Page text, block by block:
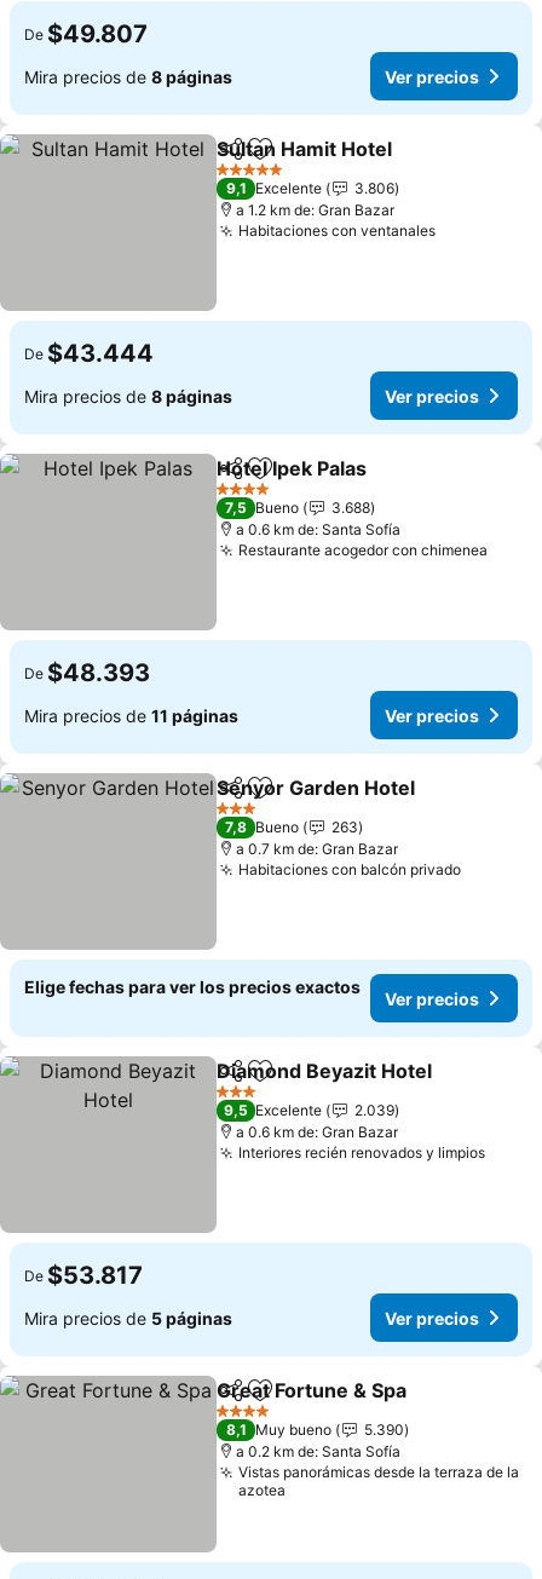
De $49.807
Mira precios de 8 páginas Ver precios
CompartirAgregar a favoritos
Sultan Hamit Hotel
5 Estrellas
9,1 Excelente
3.806
a 1.2 km de: Gran Bazar
Habitaciones con ventanalesVer precios
De $43.444
Mira precios de 8 páginas Ver precios
CompartirAgregar a favoritos
Hotel Ipek Palas
4 Estrellas
7,5 Bueno
3.688
a 0.6 km de: Santa Sofía
Restaurante acogedor con chimenea
De $48.393
Mira precios de 11 páginas Ver precios
CompartirAgregar a favoritos
Senyor Garden Hotel
3 Estrellas
7,8 Bueno
263
a 0.7 km de: Gran Bazar
Habitaciones con balcón privadoVer
Elige fechas para ver los precios exactos
Ver precios
CompartirAgregar a favoritos
Diamond Beyazit Hotel
3 Estrellas
9,5 Excelente
2.039
a 0.6 km de: Gran Bazar
Interiores recién renovados y limpiosVer
De $53.817
Mira precios de 5 páginas Ver precios
CompartirAgregar a favoritos
Great Fortune & Spa
4 Estrellas
8,1 Muy bueno
5.390
a 0.2 km de: Santa Sofía
Vistas panorámicas desde la terraza de la
azotea